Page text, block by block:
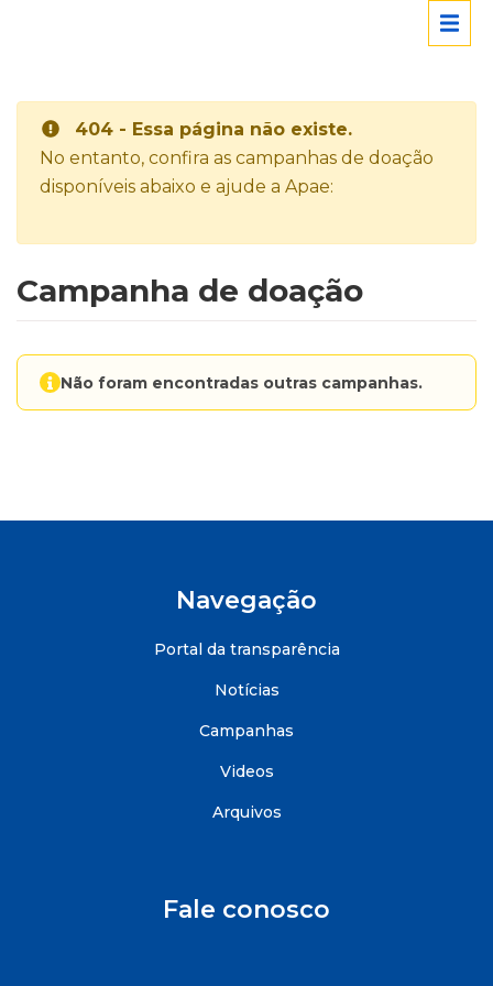
404 - Essa página não existe.
No entanto, confira as campanhas de doação
disponíveis abaixo e ajude a Apae:
Campanha de doação
Não foram encontradas outras campanhas.
Navegação
Portal da transparência
Notícias
Campanhas
Videos
Arquivos
Fale conosco